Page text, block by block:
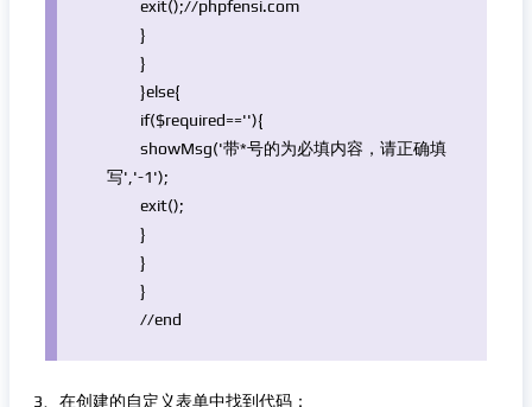
exit();//phpfensi.com
}
}
}else{
if($required==''){
showMsg('带*号的为必填内容，请正确填
写' '-1');
exit();
}
}
}
//end
3、在创建的自定义表单中找到代码：